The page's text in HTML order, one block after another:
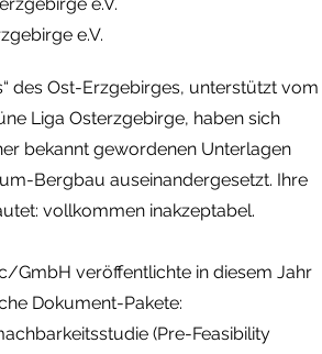
e.V.
des Ost-Erzgebirges, unterstützt vom
Liga Osterzgebirge, haben sich
bekannt gewordenen Unterlagen
Bergbau auseinandergesetzt. Ihre
vollkommen inakzeptabel.
GmbH veröffentlichte in diesem Jahr
Dokument-Pakete:
(Pre-Feasibility